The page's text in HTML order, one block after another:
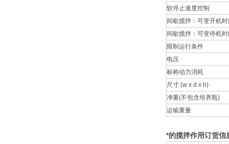
软停止速度控制
间歇搅拌：可变开机
间歇搅拌：可变停机
限制运行条件
电压
标称动力消耗
尺寸 (w x d x h)
净重(不包含培养瓶)
运输重量
*的搅拌作用订货信